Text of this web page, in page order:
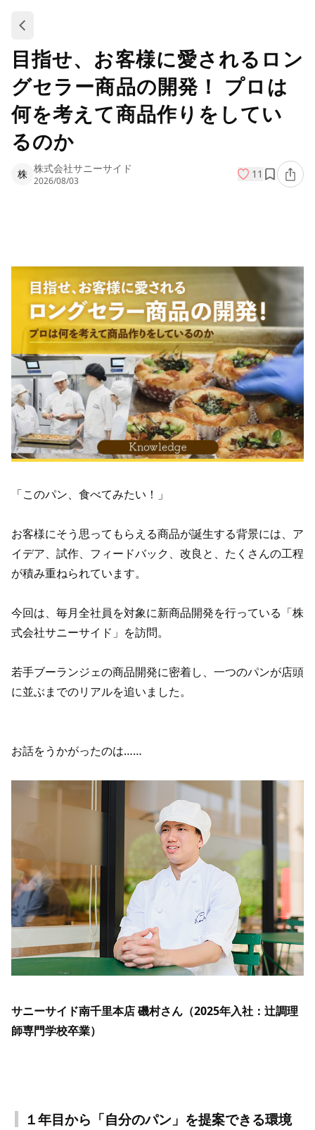
目指せ、お客様に愛されるロン
グセラー商品の開発！ プロは
何を考えて商品作りをしてい
るのか
株 株式会社サニーサイド
2026/08/03
11
「このパン、食べてみたい！」
お客様にそう思ってもらえる商品が誕生する背景には、ア
イデア、試作、フィードバック、改良と、たくさんの工程
が積み重ねられています。
今回は、毎月全社員を対象に新商品開発を行っている「株
式会社サニーサイド」を訪問。
若手ブーランジェの商品開発に密着し、一つのパンが店頭
に並ぶまでのリアルを追いました。
お話をうかがったのは……
サニーサイド南千里本店 磯村さん（2025年入社：辻調理
師専門学校卒業）
１年目から「自分のパン」を提案できる環境